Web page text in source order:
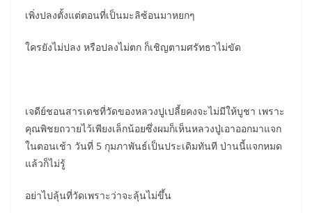
เพิ่งปลงตั้งแต่ตอนที่เป็นมะลิซ้อนมาหยกๆ
ใครยังไม่ปลง หรือปลงไม่ตก ก็เชิญตามศรัทธาไม่ขัด
เจดีย์ชอนสารเดชที่วัดของหลวงปูเปลี้ยคงจะไม่มีให้บูชา เพราะ
คุณพิชยถวายไว้เพียงเล็กน้อยซึ่งผมก็เห็นหลวงปู่เอาออกมาแจก
ในตอนเช้า วันที่ 5 กุมภาพันธ์เป็นประเดิมทันที ป่านนี้แจกหมด
แล้วก็ไม่รู้
อย่าไปลุ้นที่วัดเพราะว่าจะลุ้นไม่ขึ้น